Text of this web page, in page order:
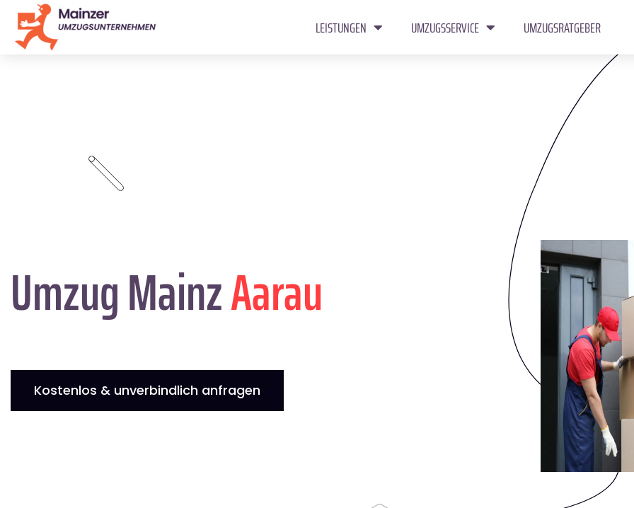
LEISTUNGEN UMZUGSSERVICE UMZUGSRATGEBER
Umzug MainzAarau
Kostenlos & unverbindlich anfragen